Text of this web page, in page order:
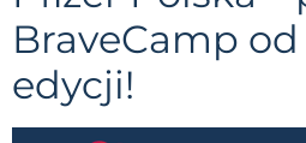
BraveCamp
edycji!